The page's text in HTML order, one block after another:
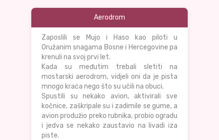
Aerodrom
Zaposlili se Mujo i Haso kao piloti u
Oružanim snagama Bosne i Hercegovine pa
krenuli na svoj prvi let.
Kada su međutim trebali sletiti na
mostarski aerodrom, vidjeli oni da je pista
mnogo kraća nego što su učili na obuci.
Spustili su nekako avion, aktivirali sve
kočnice, zaškripale su i zadimile se gume, a
avion produžio preko rubnika, probio ogradu
i jedva se nekako zaustavio na livadi iza
piste.